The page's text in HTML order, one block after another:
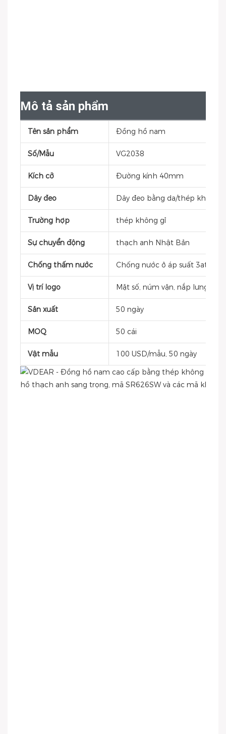
Mô tả sản phẩm
Tên sản phẩm Đồng hồ nam
Số/Mẫu VG2038
Kích cỡ Đường kính 40mm
Dây đeo Dây đeo bằng da/thép không
Trường hợp thép không gỉ
Sự chuyển động thạch anh Nhật Bản
Chống thấm nước Chống nước ở áp suất 3atm
Vị trí logo Mặt số, núm vặn, nắp lưng,
Sản xuất 50 ngày
MOQ 50 cái
Vật mẫu 100 USD/mẫu, 50 ngày